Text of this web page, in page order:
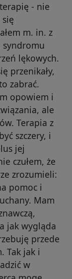
- nie
m. in. z
lękowych.
przenikały,
zabrać.
opowiem i
ale
Terapia z
szczery, i
jej
czułem, że
zrozumieli:
pomoc i
Mam
jak wygląda
przede
Tak jak i
w